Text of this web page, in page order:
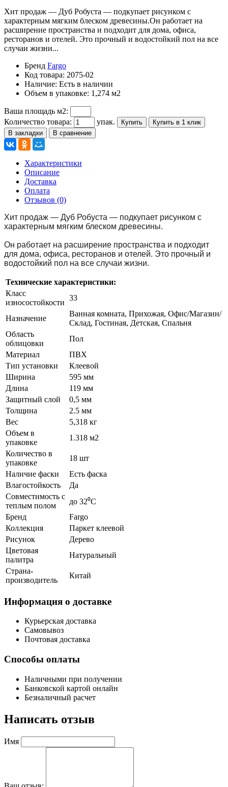
Хит продаж — Дуб Робуста — подкупает рисунком с
характерным мягким блеском древесины.Он работает на
расширение пространства и подходит для дома, офиса,
ресторанов и отелей. Это прочный и водостойкий пол на все
случаи жизни...
Бренд Fargo
Код товара: 2075-02
Наличие: Есть в наличии
Объем в упаковке: 1,274 м2
Ваша площадь м2:
Количество товара:
упак. Купить
Купить в 1 клик
В закладки
В сравнение
Характеристики
Описание
Доставка
Оплата
Отзывов (0)
Хит продаж — Дуб Робуста — подкупает рисунком с
характерным мягким блеском древесины.
Он работает на расширение пространства и подходит
для дома, офиса, ресторанов и отелей. Это прочный и
водостойкий пол на все случаи жизни.
Технические характеристики:
Класс
износостойкости
33
Назначение
Ванная комната, Прихожая, Офис/Магазин/
Склад, Гостиная, Детская, Спальня
Область
облицовки
Пол
Материал
ПВХ
Тип установки
Клеевой
Ширина
595 мм
Длина
119 мм
Защитный слой
0,5 мм
Толщина
2.5 мм
Вес
5,318 кг
Объем в
упаковке
1.318 м2
Количество в
упаковке
18 шт
Наличие фаски
Есть фаска
Влагостойкость
Да
Совместимость с
теплым полом
до 32⁰С
Бренд
Fargo
Коллекция
Паркет клеевой
Рисунок
Дерево
Цветовая
палитра
Натуральный
Страна-
производитель
Китай
Информация о доставке
Курьерская доставка
Самовывоз
Почтовая доставка
Способы оплаты
Наличными при получении
Банковской картой онлайн
Безналичный расчет
Написать отзыв
Имя